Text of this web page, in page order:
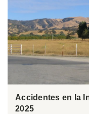
Accidentes en la
2025